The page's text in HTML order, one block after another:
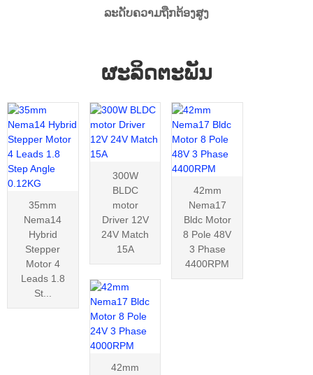
ລະດັບຄວາມຖືກຕ້ອງສູງ
ຜະລິດຕະພັນ
35mm
Nema14
Hybrid
Stepper
Motor 4
Leads 1.8
St...
300W
BLDC
motor
Driver 12V
24V Match
15A
42mm
Nema17
Bldc Motor
8 Pole 48V
3 Phase
4400RPM
42mm